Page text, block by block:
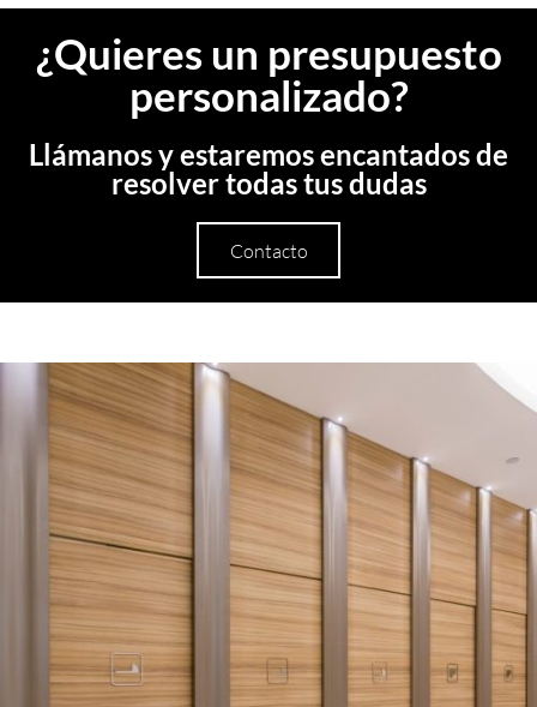
¿Quieres un presupuesto
personalizado?
Llámanos y estaremos encantados de
resolver todas tus dudas
Contacto